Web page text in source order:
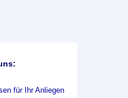
für Ihr Anliegen